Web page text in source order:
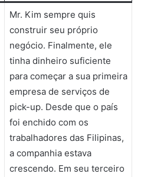
Mr. Kim sempre quis
construir seu próprio
negócio. Finalmente, ele
tinha dinheiro suficiente
para começar a sua primeira
empresa de serviços de
pick-up. Desde que o país
foi enchido com os
trabalhadores das Filipinas,
a companhia estava
crescendo. Em seu terceiro